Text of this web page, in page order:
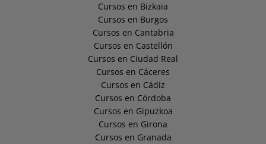
Cursos en Bizkaia
Cursos en Burgos
Cursos en Cantabria
Cursos en Castellón
Cursos en Ciudad Real
Cursos en Cáceres
Cursos en Cádiz
Cursos en Córdoba
Cursos en Gipuzkoa
Cursos en Girona
Cursos en Granada